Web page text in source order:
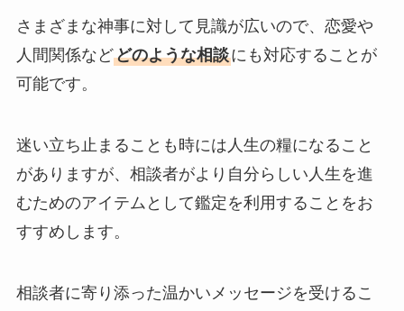
さまざまな神事に対して見識が広いので、恋愛や
人間関係などどのような相談にも対応することが
可能です。
迷い立ち止まることも時には人生の糧になること
がありますが、相談者がより自分らしい人生を進
むためのアイテムとして鑑定を利用することをお
すすめします。
相談者に寄り添った温かいメッセージを受けるこ